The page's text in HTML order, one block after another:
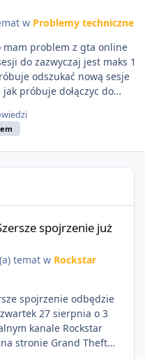
w Problemy techniczne
mam problem z gta online
do zazwyczaj jest maks 1
odszukać nową sesje
próbuje dołączyc do
jak mój kolega do mnie
nam dłużej pograc ale
że trace połączenie z
singla. Lub czasami on
mnie dołączyć.
spojrzenie już
temat w Rockstar
spojrzenie odbędzie
27 sierpnia o 3
kanale Rockstar
stronie Grand Theft